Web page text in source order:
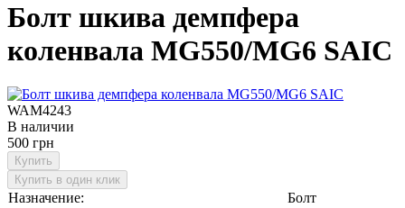
Болт шкива демпфера
коленвала MG550/MG6 SAIC
WAM4243
В наличии
500 грн
Купить
Купить в один клик
Назначение:
Болт